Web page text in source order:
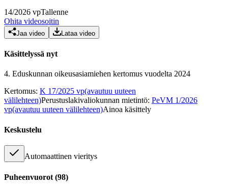
14/2026 vpTallenne
Ohita videosoitin
Jaa video Lataa video
Käsittelyssä nyt
4. Eduskunnan oikeusasiamiehen kertomus vuodelta 2024
Kertomus: K 17/2025 vp(avautuu uuteen
välilehteen)Perustuslakivaliokunnan mietintö: PeVM 1/2026
vp(avautuu uuteen välilehteen)Ainoa käsittely
Keskustelu
Automaattinen vieritys
Puheenvuorot (98)